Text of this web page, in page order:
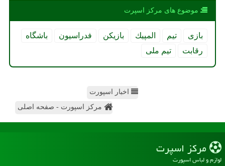
موضوع های مركز اسپرت
بازی تیم المپیك بازیكن فدراسیون
باشگاه
رقابت
تیم ملی
اخبار اسپورت
مرکز اسپورت - صفحه اصلی
مركز اسپرت
لوازم و لباس اسپورت